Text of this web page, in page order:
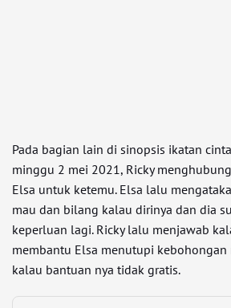
Pada bagian lain di sinopsis ikatan
minggu 2 mei 2021, Ricky
Elsa untuk ketemu. Elsa lalu
mau dan bilang kalau dirinya dan dia
keperluan lagi. Ricky lalu menjawab
membantu Elsa menutupi kebohongan
kalau bantuan nya tidak gratis.